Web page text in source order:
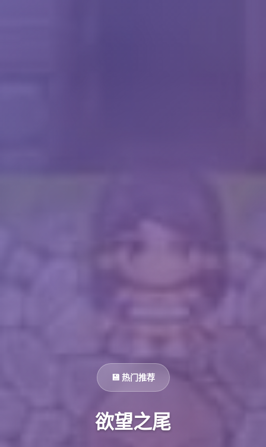
💾 热门推荐
欲望之尾